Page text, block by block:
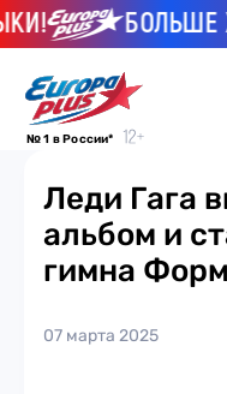
БОЛЬШЕ
№ 1 в России*
Леди Гага
альбом и
гимна
07 марта 2025